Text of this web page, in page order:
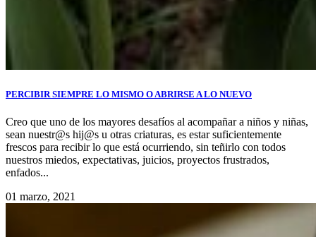
PERCIBIR SIEMPRE LO MISMO O ABRIRSE A LO NUEVO
Creo que uno de los mayores desafíos al acompañar a niños y niñas,
sean nuestr@s hij@s u otras criaturas, es estar suficientemente
frescos para recibir lo que está ocurriendo, sin teñirlo con todos
nuestros miedos, expectativas, juicios, proyectos frustrados,
enfados...
01 marzo, 2021